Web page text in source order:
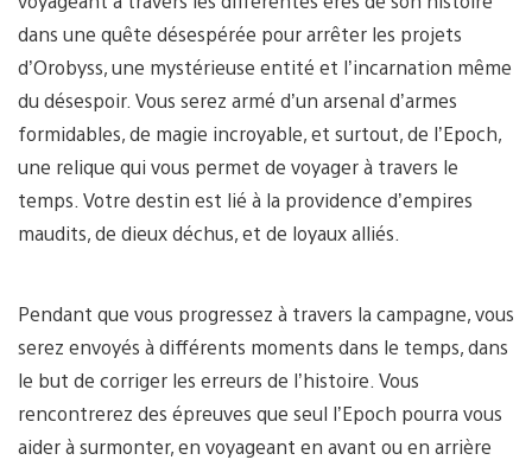
dans une quête désespérée pour arrêter les projets
d’Orobyss, une mystérieuse entité et l’incarnation même
du désespoir. Vous serez armé d’un arsenal d’armes
formidables, de magie incroyable, et surtout, de l’Epoch,
une relique qui vous permet de voyager à travers le
temps. Votre destin est lié à la providence d’empires
maudits, de dieux déchus, et de loyaux alliés.
Pendant que vous progressez à travers la campagne, vous
serez envoyés à différents moments dans le temps, dans
le but de corriger les erreurs de l’histoire. Vous
rencontrerez des épreuves que seul l’Epoch pourra vous
aider à surmonter, en voyageant en avant ou en arrière